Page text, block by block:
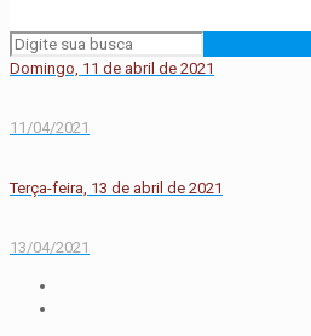
Domingo, 11 de abril de 2021
11/04/2021
Terça-feira, 13 de abril de 2021
13/04/2021